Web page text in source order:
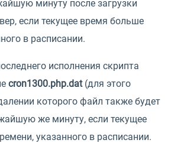
минуту после загрузки
если текущее время больше
в расписании.
исполнения скрипта
cron1300.php.dat(для этого
которого файл также будет
же минуту, если текущее
указанного в расписании.